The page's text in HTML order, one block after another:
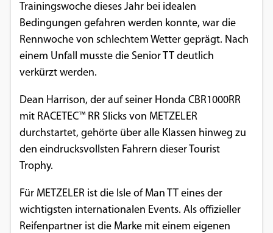
Trainingswoche dieses Jahr bei idealen
Bedingungen gefahren werden konnte, war die
Rennwoche von schlechtem Wetter geprägt. Nach
einem Unfall musste die Senior TT deutlich
verkürzt werden.
Dean Harrison, der auf seiner Honda CBR1000RR
mit RACETEC™ RR Slicks von METZELER
durchstartet, gehörte über alle Klassen hinweg zu
den eindrucksvollsten Fahrern dieser Tourist
Trophy.
Für METZELER ist die Isle of Man TT eines der
wichtigsten internationalen Events. Als offizieller
Reifenpartner ist die Marke mit einem eigenen
Vimeo
Google Maps
Anbieter:
Google